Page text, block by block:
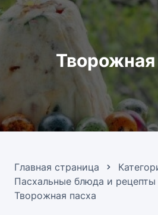
Творожная
Главная страница
Пасхальные блюда и
Творожная пасха